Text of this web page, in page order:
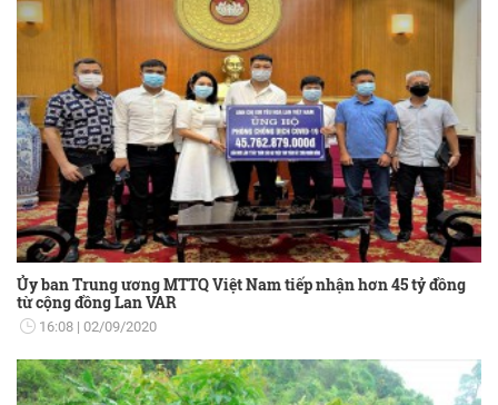
Ủy ban Trung ương MTTQ Việt Nam tiếp nhận hơn 45 tỷ đồng
từ cộng đồng Lan VAR
16:08 02/09/2020